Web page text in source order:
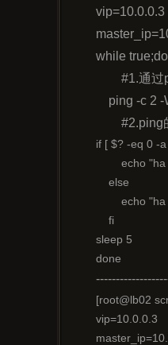
vip=10.0.0.3
while true;do
#1.通
ping -c 2 -
if [ $? -eq 0
echo "ha
else
echo "ha
fi
sleep 5
done
[root@lb02
vip=10.0.0.3